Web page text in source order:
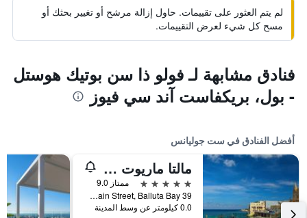
لم يتم العثور على تقييمات. حاول إزالة مرشح أو تغيير بحثك أو
مسح كل شيء لعرض التقييمات.
فنادق مشابهة لـ فولو ذا سن بوتيك هوستل
- بول، بريكفاست آند سي فيوز
أفضل الفنادق في ست جوليانس
مالتا ماريوت ريزورت آند سبا
5 نجوم
ممتاز 9.0
39 Main Street, Balluta Bay, ست جوليانس, مالطا
0.0 كيلومتر عن وسط المدينة